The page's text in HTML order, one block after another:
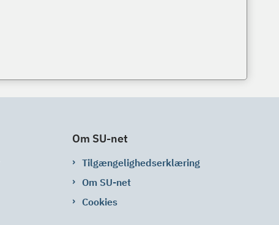
Om SU-net
Tilgængelighedserklæring
Om SU-net
Cookies